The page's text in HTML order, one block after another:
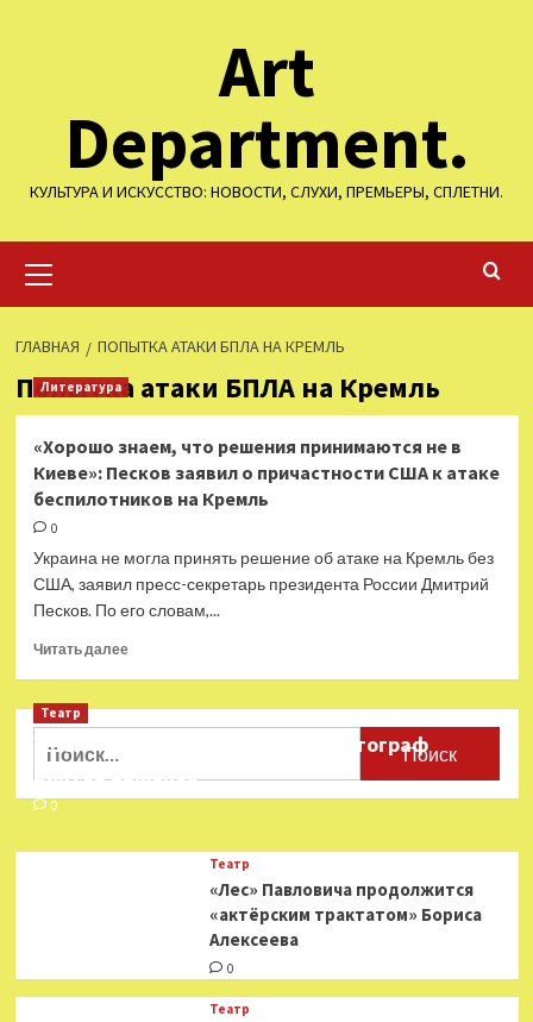
Art
Department.
КУЛЬТУРА И ИСКУССТВО: НОВОСТИ, СЛУХИ, ПРЕМЬЕРЫ, СПЛЕТНИ.
меню
ГЛАВНАЯ ПОПЫТКА АТАКИ БПЛА НА КРЕМЛЬ
Попытка атаки БПЛА на Кремль
Литература
«Хорошо знаем, что решения принимаются не в
Киеве»: Песков заявил о причастности США к атаке
беспилотников на Кремль
0
Украина не могла принять решение об атаке на Кремль без
США, заявил пресс-секретарь президента России Дмитрий
Песков. По его словам,...
Читать далееПрочитать
«Хорошо
решения
принимаются
в
причастности
США
Найти:
Театр
Ушёл из жизни театральный фотограф
Виктор Баженов
0
Театр
«Лес» Павловича продолжится
«актёрским трактатом» Бориса
Алексеева
0
Театр